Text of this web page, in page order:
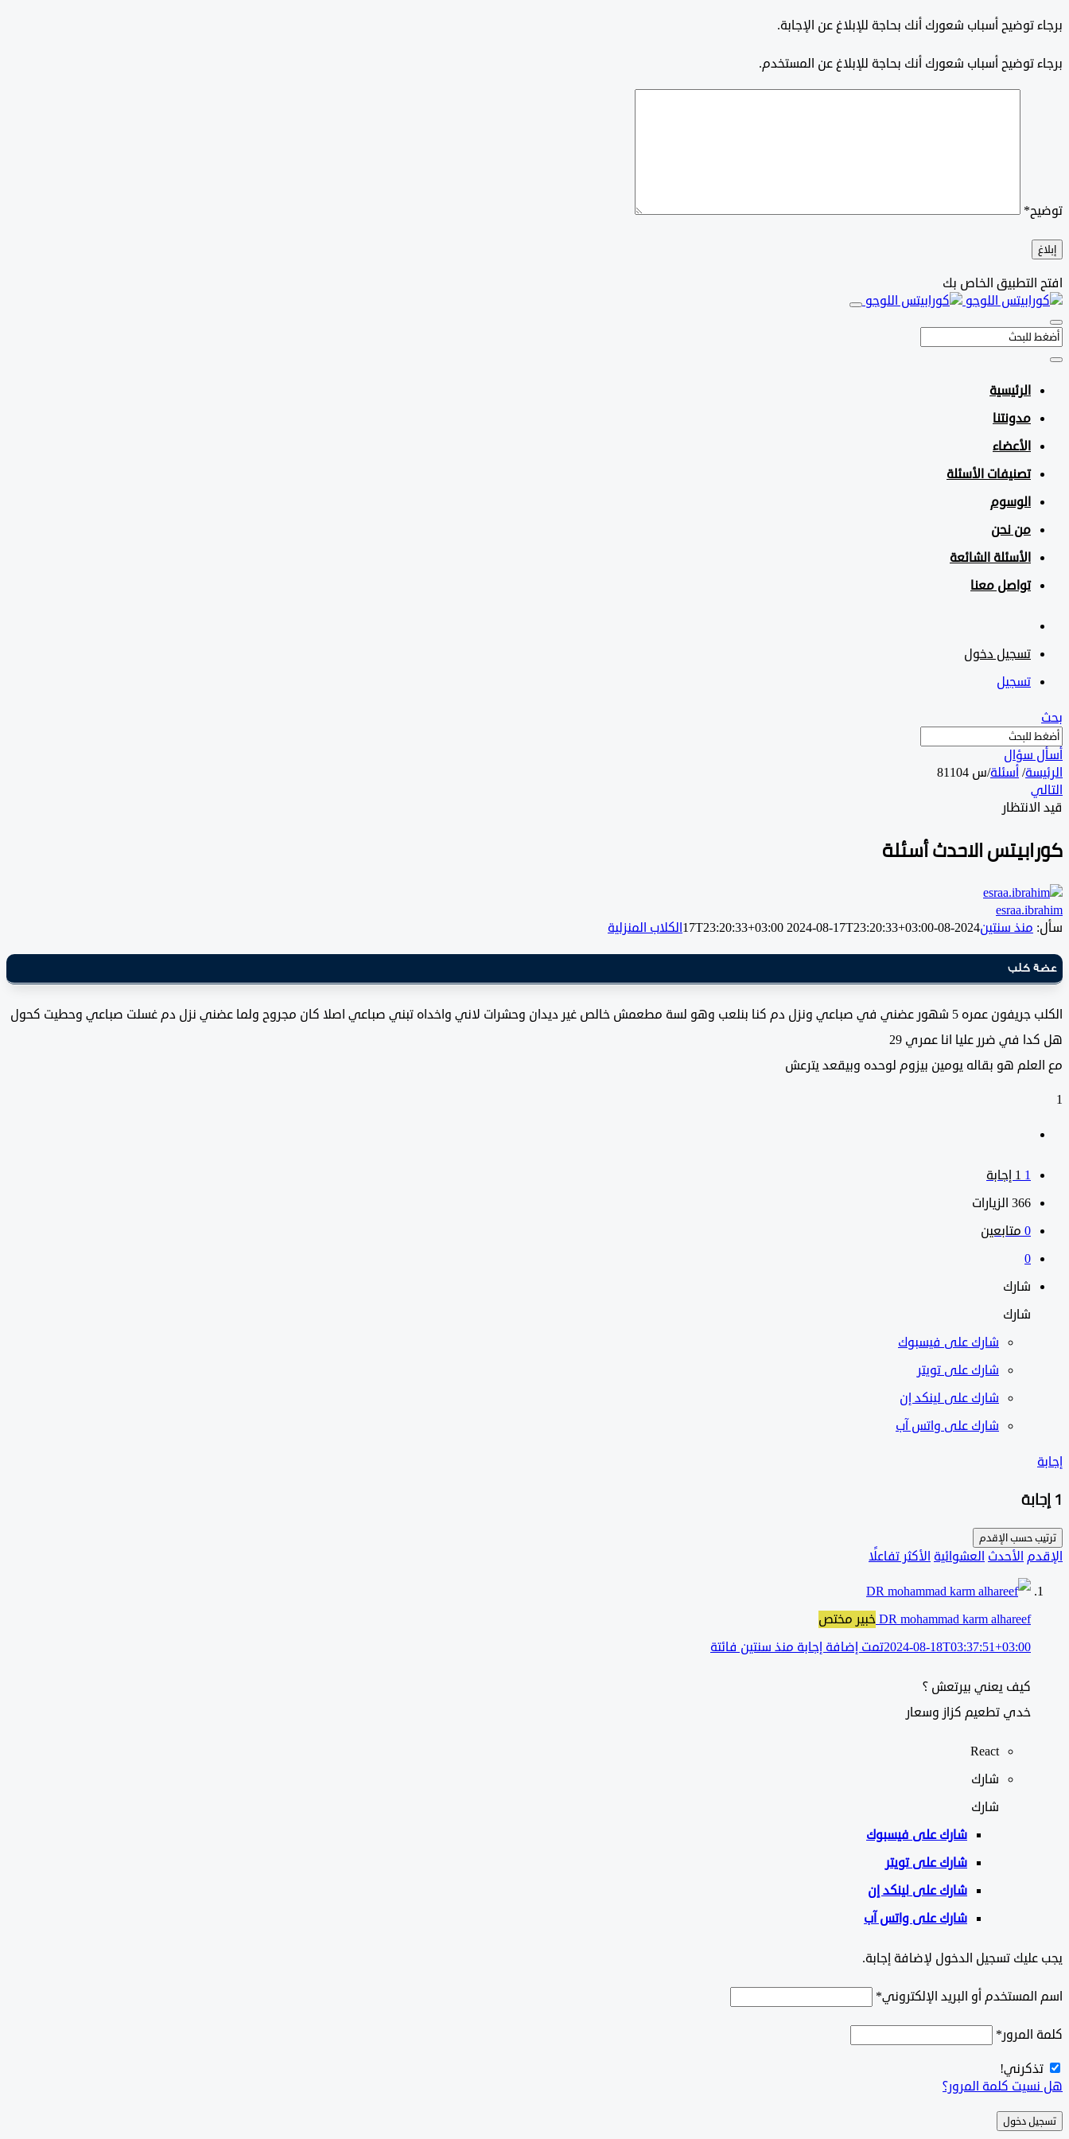
برجاء توضيح أسباب شعورك أنك بحاجة للإبلاغ عن الإجابة.
برجاء توضيح أسباب شعورك أنك بحاجة للإبلاغ عن المستخدم.
توضيح*
إبلاغ
افتح التطبيق الخاص بك
الرئيسية
مدونتنا
الأعضاء
تصنيفات الأسئلة
الوسوم
من نحن
الأسئلة الشائعة
تواصل معنا
تسجيل دخول
تسجيل
بحث
أسأل سؤال
الرئيسة/أسئلة/س 81104
التالي
قيد الانتظار
كورابيتس الاحدث أسئلة
esraa.ibrahim
سأل: منذ سنتين2024-08-17T23:20:33+03:00
2024-08-17T23:20:33+03:00 الكلاب المنزلية
عضة كلب
الكلب جريفون عمره 5 شهور عضني في صباعي ونزل دم كنا بنلعب وهو لسة مطعمش خالص غير ديدان وحشرات لاني واخداه تبني صباعي اصلا كان مجروح ولما عضني نزل دم غسلت صباعي وحطيت كحول
هل كدا في ضرر عليا انا عمري 29
مع العلم هو بقاله يومين بيزوم لوحده وبيقعد يترعش
1
1 ‫1 إجابة
366 الزيارات
0 متابعين
0
شارك
شارك
شارك على فيسبوك
شارك على تويتر
شارك على لينكد إن
شارك على واتس آب
إجابة
‫1 إجابة
ترتيب حسبالإقدم
الإقدم الأحدث العشوائية الأكثر تفاعلًا
DR mohammad karm alhareefخبير مختص
2024-08-18T03:37:51+03:00تمت إضافة إجابة منذ سنتين فائتة
كيف يعني بيرتعش ؟
خدي تطعيم كزاز وسعار
React
شارك
شارك
شارك على فيسبوك
شارك على تويتر
شارك على لينكد إن
شارك على واتس آب
يجب عليك تسجيل الدخول لإضافة إجابة.
اسم المستخدم أو البريد الإلكتروني*
كلمة المرور*
تذكرني!
هل نسيت كلمة المرور؟
تسجيل دخول